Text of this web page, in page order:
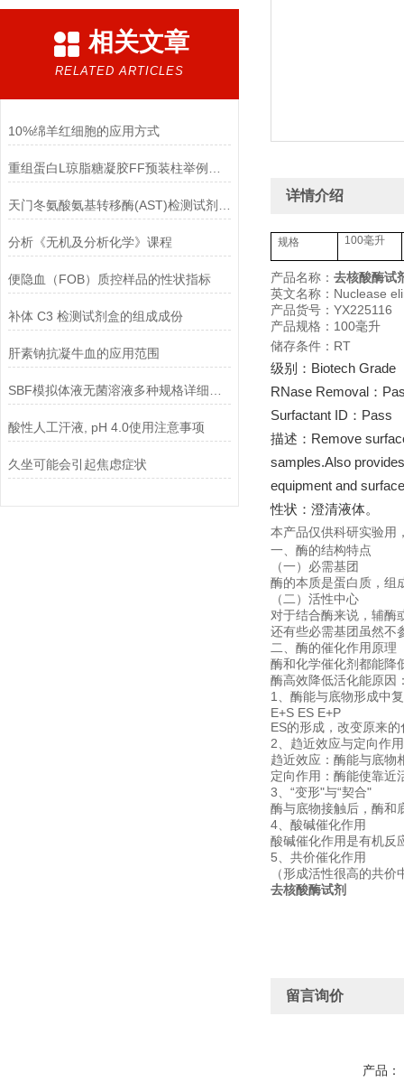
相关文章
RELATED ARTICLES
10%绵羊红细胞的应用方式
分析《无机及分析化学》课程
便隐血（FOB）质控样品的性状指标
补体 C3 检测试剂盒的组成成份
肝素钠抗凝牛血的应用范围
酸性人工汗液, pH 4.0使用注意事项
久坐可能会引起焦虑症状
详情介绍
规格 100毫升
产品名称： 去核酸酶试
英文名称：Nuclease
产品货号：YX225116
产品规格：100毫升
储存条件：RT
级别：Biotech Grade
RNase Removal：
Surfactant ID：Pass
描述：Remove
samples.Also
equipment and
性状：澄清液体。
本产品仅供科研实验用
一、酶的结构特点
（一）必需基团
酶的本质是蛋白质，组
（二）活性中心
对于结合酶来说，辅酶
还有些必需基团虽然不
二、酶的催化作用原理
酶和化学催化剂都能降
酶高效降低活化能原因
1、酶能与底物形成中
E+S ES E+P
ES的形成，改变原来
2、趋近效应与定向作
趋近效应：酶能与底物
定向作用：酶能使靠近
3、“变形"与“契合"
酶与底物接触后，酶和
4、酸碱催化作用
酸碱催化作用是有机反
5、共价催化作用
（形成活性很高的共价
去核酸酶试剂
留言询价
产品：